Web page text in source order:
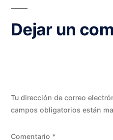
Dejar un
Tu dirección de correo
campos obligatorios están
Comentario *